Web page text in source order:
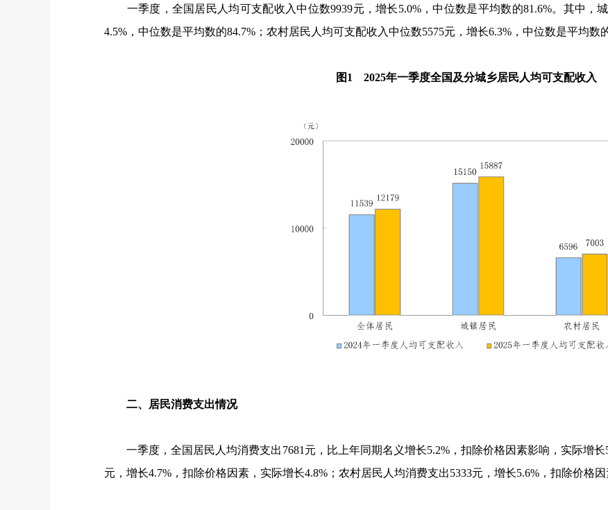
一季度，全国居民人均可支配收入中位数9939元，增长5.0%，中位数是平均数的81.6%。其中，
4.5% ，中位数是平均数的84.7% ；农村居民人均可支配收入中位数5575元，增长6.3% ，中位数是平均数
图1 2025年一季度全国及分城乡居民人均可支配收入
二、居民消费支出情况
一季度，全国居民人均消费支出 7681 元，比上年同期名义增长5.2%，扣除价格因素影响，实际增长
元，增长4.7% ，扣除价格因素，实际增长4.8% ；农村居民人均消费支出5333元，增长5.6% ，扣除价格